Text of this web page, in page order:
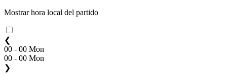
Mostrar hora local del partido
❮
00 - 00 Mon
00 - 00 Mon
❯